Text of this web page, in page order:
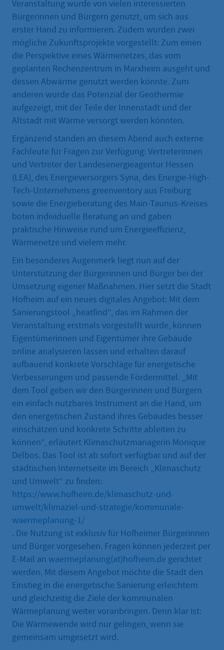
Veranstaltung wurde von vielen interessierten
Bürgerinnen und Bürgern genutzt, um sich aus
erster Hand zu informieren. Zudem wurden zwei
mögliche Zukunftsprojekte vorgestellt: Zum einen
die Perspektive eines Wärmenetzes, das vom
geplanten Rechenzentrum in Marxheim ausgeht und
dessen Abwärme genutzt werden könnte. Zum
anderen wurde das Potenzial der Geothermie
aufgezeigt, mit der Teile der Innenstadt und der
Altstadt mit Wärme versorgt werden könnten.
Ergänzend standen an diesem Abend auch externe
Fachleute für Fragen zur Verfügung: Vertreterinnen
und Vertreter der Landesenergieagentur Hessen
(LEA), des Energieversorgers Syna, des Energie-High-
Tech-Unternehmens greenventory aus Freiburg
sowie die Energieberatung des Main-Taunus-Kreises
boten individuelle Beratung an und gaben
praktische Hinweise rund um Energieeffizienz,
Wärmenetze und vielem mehr.
Ein besonderes Augenmerk liegt nun auf der
Unterstützung der Bürgerinnen und Bürger bei der
Umsetzung eigener Maßnahmen. Hier setzt die Stadt
Hofheim auf ein neues digitales Angebot: Mit dem
Sanierungstool „heatfind“, das im Rahmen der
Veranstaltung erstmals vorgestellt wurde, können
Eigentümerinnen und Eigentümer ihre Gebäude
online analysieren lassen und erhalten darauf
aufbauend konkrete Vorschläge für energetische
Verbesserungen und passende Fördermittel. „Mit
dem Tool geben wir den Bürgerinnen und Bürgern
ein einfach nutzbares Instrument an die Hand, um
den energetischen Zustand ihres Gebäudes besser
einschätzen und konkrete Schritte ableiten zu
können“, erläutert Klimaschutzmanagerin Monique
Delbos. Das Tool ist ab sofort verfügbar und auf der
städtischen Internetseite im Bereich „Klimaschutz
und Umwelt“ zu finden:
https://www.hofheim.de/klimaschutz-und-
umwelt/klimaziel-und-strategie/kommunale-
waermeplanung-1/
. Die Nutzung ist exklusiv für Hofheimer Bürgerinnen
und Bürger vorgesehen. Fragen können jederzeit per
E-Mail an waermeplanung(at)hofheim.de gerichtet
werden. Mit diesem Angebot möchte die Stadt den
Einstieg in die energetische Sanierung erleichtern
und gleichzeitig die Ziele der kommunalen
Wärmeplanung weiter voranbringen. Denn klar ist:
Die Wärmewende wird nur gelingen, wenn sie
gemeinsam umgesetzt wird.